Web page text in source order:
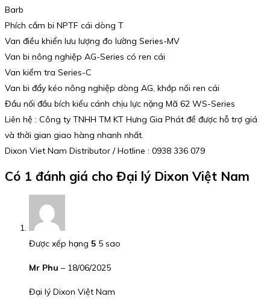
Barb
Phích cắm bi NPTF cái dòng T
Van điều khiển lưu lượng đo lường Series-MV
Van bi nông nghiệp AG-Series có ren cái
Van kiểm tra Series-C
Van bi đẩy kéo nông nghiệp dòng AG, khớp nối ren cái
Đầu nối đầu bích kiểu cánh chịu lực nặng Mã 62 WS-Series
Liên hệ : Công ty TNHH TM KT Hưng Gia Phát để được hỗ trợ giá
và thời gian giao hàng nhanh nhất.
Dixon Viet Nam Distributor / Hotline : 0938 336 079
Có 1 đánh giá cho Đại lý Dixon Việt Nam
Được xếp hạng 5 5 sao
Mr Phu – 18/06/2025
Đại lý Dixon Việt Nam